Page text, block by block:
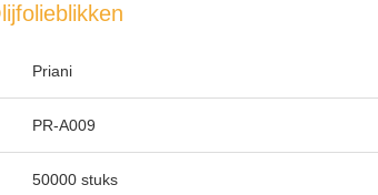
Priani
PR-A009
50000 stuks